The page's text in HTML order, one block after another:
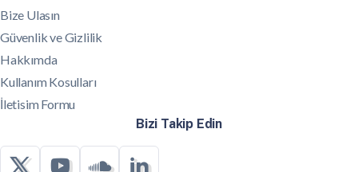
Bize Ulasın
Güvenlik ve Gizlilik
Hakkımda
Kullanım Kosulları
İletisim Formu
Bizi Takip Edin